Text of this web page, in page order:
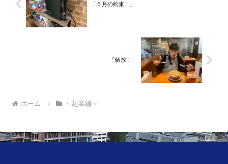
「５月の約束！」
「解放！」
ホーム ～起業編～